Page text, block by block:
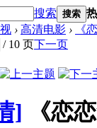
搜索 搜索
› 高清电影 ›
《
/ 10 页下一页
]
《恋